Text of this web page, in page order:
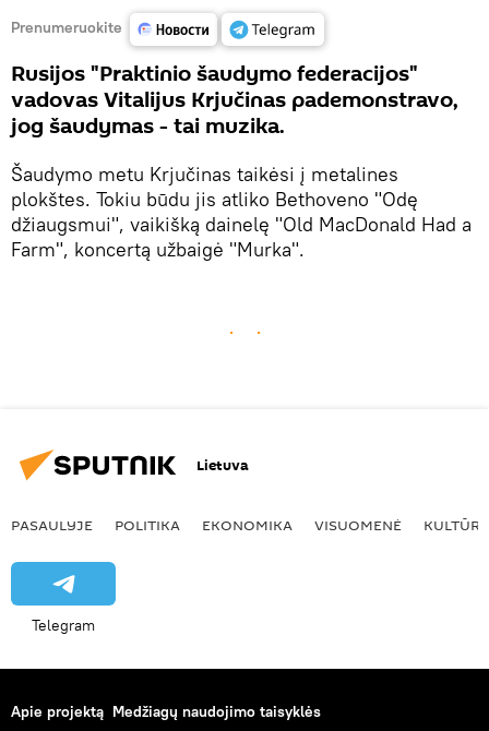
Prenumeruokite
Rusijos "Praktinio šaudymo federacijos"
vadovas Vitalijus Krjučinas pademonstravo,
jog šaudymas - tai muzika.
Šaudymo metu Krjučinas taikėsi į metalines
plokštes. Tokiu būdu jis atliko Bethoveno "Odę
džiaugsmui", vaikišką dainelę "Old MacDonald Had a
Farm", koncertą užbaigė "Murka".
Lietuva
PASAULYJE POLITIKA EKONOMIKA VISUOMENĖ KULTŪRA
Telegram
Apie projektą Medžiagų naudojimo taisyklės